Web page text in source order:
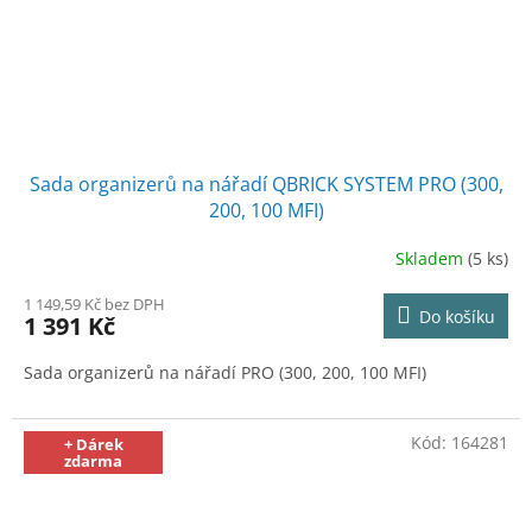
Sada organizerů na nářadí QBRICK SYSTEM PRO (300,
200, 100 MFI)
Skladem (5 ks)
1 149,59 Kč bez DPH
1 391 Kč Do košíku
Sada organizerů na nářadí PRO (300, 200, 100 MFI)
+ Dárek
zdarma
Kód: 164281